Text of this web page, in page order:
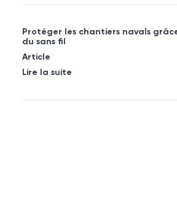
Protéger les chantiers navals
du sans fil
Article
Lire la suite